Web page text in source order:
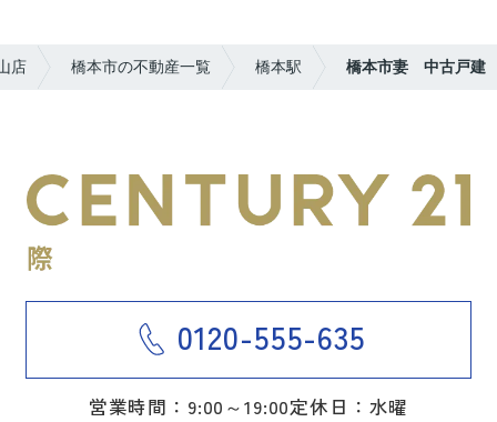
店 橋本市の不動産一覧 橋本駅 橋本市妻 中古戸建
0120-555-635
営業時間：9:00～19:00定休日：水曜